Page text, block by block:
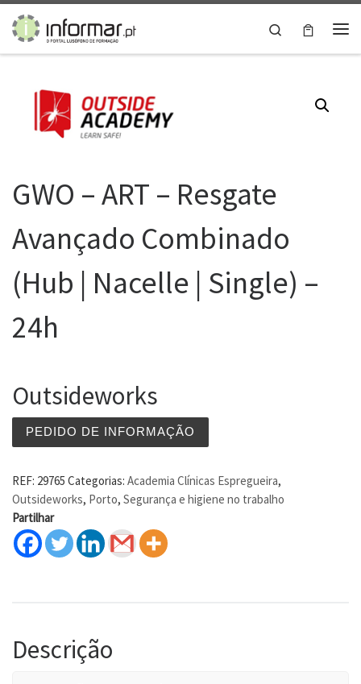
Skip to content
Search
GWO – ART – Resgate
Avançado Combinado
(Hub | Nacelle | Single) –
24h
Outsideworks
PEDIDO DE INFORMAÇÃO
REF: 29765 Categorias: Academia Clínicas Espregueira,
Outsideworks, Porto, Segurança e higiene no trabalho
Partilhar
Descrição